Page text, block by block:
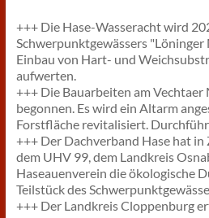
+++ Die Hase-Wasseracht wird
Schwerpunktgewässers
Einbau von Hart- und
aufwerten.
+++ Die Bauarbeiten am Vechtaer
begonnen. Es wird ein Altarm
Forstfläche revitalisiert.
+++ Der Dachverband Hase hat
dem UHV 99, dem Landkreis
Haseauenverein die ökologische
Teilstück des
+++ Der Landkreis Cloppenburg